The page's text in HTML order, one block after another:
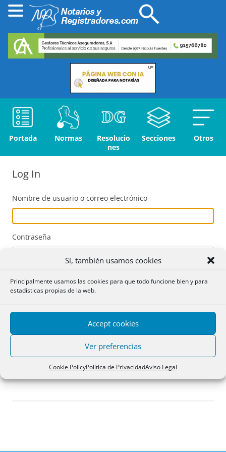
Sí, también usamos cookies
Principalmente usamos las cookies para que todo funcione bien y para
estadísticas propias de la web.
Accept cookies
Ver preferencias
Cookie PolicyPolítica de PrivacidadAviso Legal
Portada Normas
Resolucio
nes
Secciones Otros
Log In
Nombre de usuario o correo electrónico
Contraseña
Acceder
Registro
¿Has olvidado tu contraseña?